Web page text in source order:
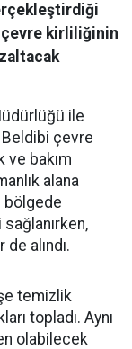
çevre kirliliğinin
ile
çevre
ve bakım
alana
bölgede
alındı.
temizlik
topladı. Aynı
olabilecek